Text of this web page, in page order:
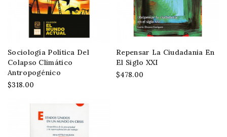
Sociología Política Del
Colapso Climático
Antropogénico
$318.00
Repensar La Ciudadania En
El Siglo XXI
$478.00